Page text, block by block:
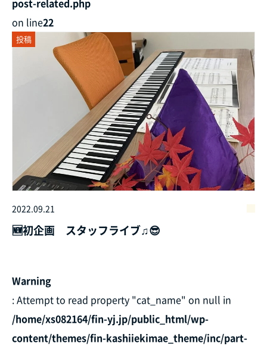
on line22
投稿
2022.09.21
🆕初企画 スタッフライブ♫😎
Warning
: Attempt to read property "cat_name" on null in
/home/xs082164/fin-yj.jp/public_html/wp-
content/themes/fin-kashiiekimae_theme/inc/part-